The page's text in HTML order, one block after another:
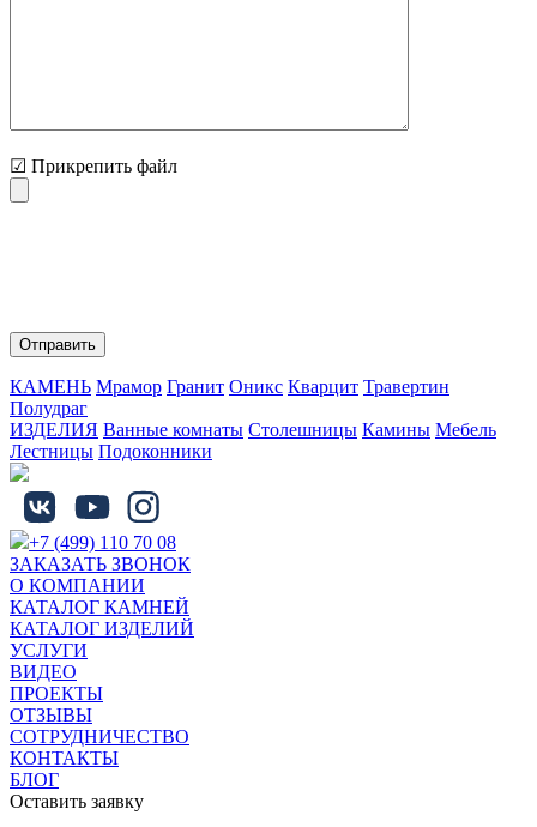
☑ Прикрепить файл
КАМЕНЬ Мрамор Гранит Оникс Кварцит Травертин
Полудраг
ИЗДЕЛИЯ Ванные комнаты Столешницы Камины Мебель
Лестницы Подоконники
+7 (499) 110 70 08
ЗАКАЗАТЬ ЗВОНОК
О КОМПАНИИ
КАТАЛОГ КАМНЕЙ
КАТАЛОГ ИЗДЕЛИЙ
УСЛУГИ
ВИДЕО
ПРОЕКТЫ
ОТЗЫВЫ
СОТРУДНИЧЕСТВО
КОНТАКТЫ
БЛОГ
Оставить заявку